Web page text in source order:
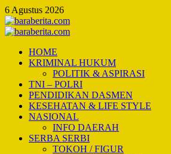
Skip
to
content
6 Agustus 2026
Primary
HOME
KRIMINAL HUKUM
POLITIK & ASPIRASI
TNI – POLRI
PENDIDIKAN DASMEN
KESEHATAN & LIFE STYLE
NASIONAL
INFO DAERAH
SERBA SERBI
TOKOH / FIGUR